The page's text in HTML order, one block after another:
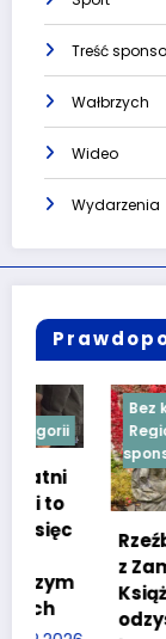
Treść
Wałbrzych
Wideo
Wydarzenia
Bez kategorii
Region
Treść
sponsorowana
Rzeźba
z Zamku
Książ
odzyska